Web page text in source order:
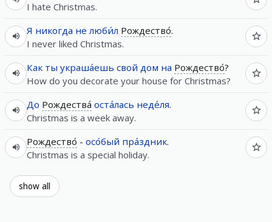
I hate Christmas.
Я никогда не люби́л Рождество́.
I never liked Christmas.
Как ты украша́ешь свой дом на Рождество́?
How do you decorate your house for Christmas?
До Рождества́ оста́лась неде́ля.
Christmas is a week away.
Рождество́ - осо́бый пра́здник.
Christmas is a special holiday.
show all